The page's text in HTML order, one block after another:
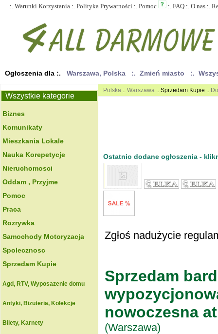
:. Warunki Korzystania :. Polityka Prywatności :. Pomoc :. FAQ :. O nas :.
Ogłoszenia dla :. Warszawa, Polska :. Zmień miasto :.
Wszystkie kategorie
Biznes
Komunikaty
Mieszkania Lokale
Nauka Korepetycje
Nieruchomosci
Oddam , Przyjme
Pomoc
Praca
Rozrywka
Samochody Motoryzacja
Spolecznosc
Sprzedam Kupie
Agd, RTV, Wyposazenie domu
Antyki, Bizuteria, Kolekcje
Bilety, Karnety
Polska :. Warszawa :. Sprzedam Kupie :.
Ostatnio dodane ogłoszenia -
Zgłoś nadużycie
Sprzedam
nowoczesna
(Warszawa)